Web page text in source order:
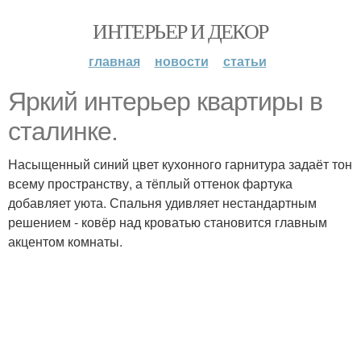
ИНТЕРЬЕР И ДЕКОР
главная новости статьи
Яркий интерьер квартиры в
сталинке.
Насыщенный синий цвет кухонного гарнитура задаёт тон
всему пространству, а тёплый оттенок фартука
добавляет уюта. Спальня удивляет нестандартным
решением - ковёр над кроватью становится главным
акцентом комнаты.